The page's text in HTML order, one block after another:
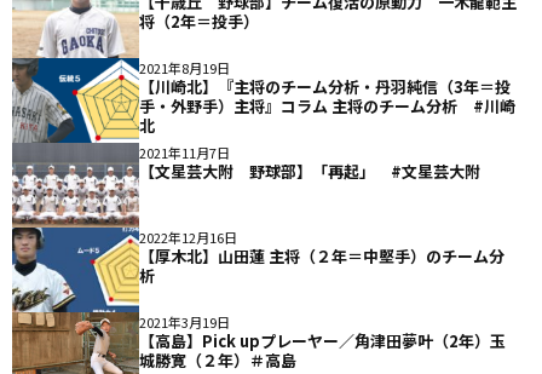
将（2年＝投手）
2021年8月19日
【川崎北】『主将のチーム分析・丹羽純信（3年＝投
手・外野手）主将』コラム 主将のチーム分析 #川崎
北
2021年11月7日
【文星芸大附 野球部】「再起」 #文星芸大附
2022年12月16日
【厚木北】山田蓮 主将（２年＝中堅手）のチーム分
析
2021年3月19日
【高島】Pick upプレーヤー／角津田夢叶（2年）玉
城勝寛（２年）＃高島